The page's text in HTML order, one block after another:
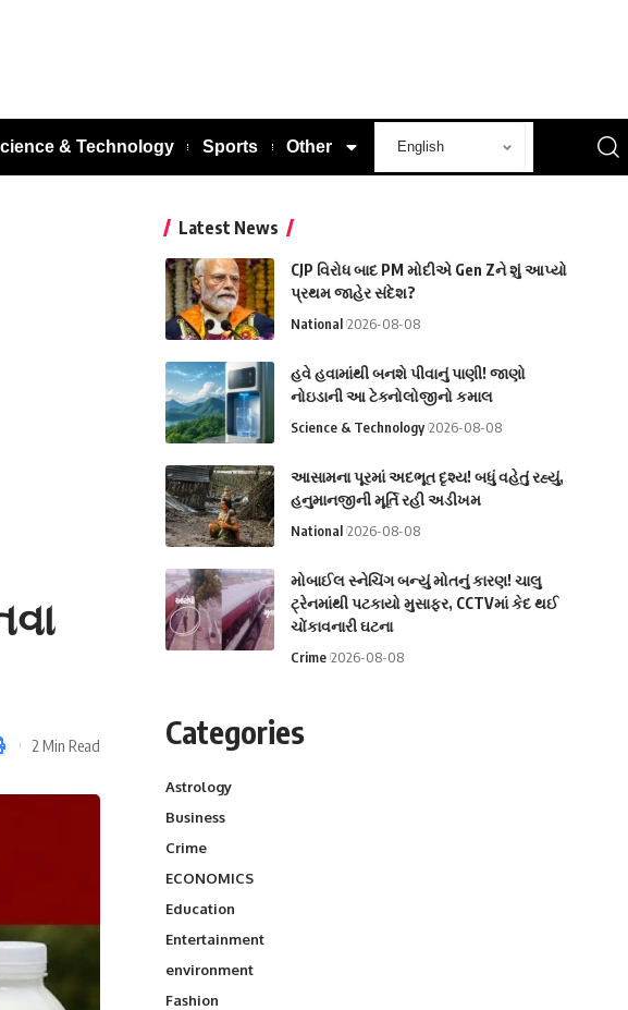
& Technology Sports Other
2 Min Read
Latest News
CJP વિરોધ બાદ PM મોદીએ Gen Zને શું આપ્યો
પ્રથમ જાહેર સંદેશ?
National 2026-08-08
હવે હવામાંથી બનશે પીવાનું પાણી! જાણો
નોઇડાની આ ટેક્નોલોજીનો કમાલ
Science & Technology 2026-08-08
આસામના પૂરમાં અદભૂત દૃશ્ય! બધું વહેતું રહ્યું,
હનુમાનજીની મૂર્તિ રહી અડીખમ
National 2026-08-08
મોબાઈલ સ્નેચિંગ બન્યું મોતનું કારણ! ચાલુ
ટ્રેનમાંથી પટકાયો મુસાફર, CCTVમાં કેદ થઈ
ચોંકાવનારી ઘટના
Crime 2026-08-08
Categories
Astrology
Business
Crime
ECONOMICS
Education
Entertainment
environment
Fashion